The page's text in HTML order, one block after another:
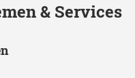
& Services